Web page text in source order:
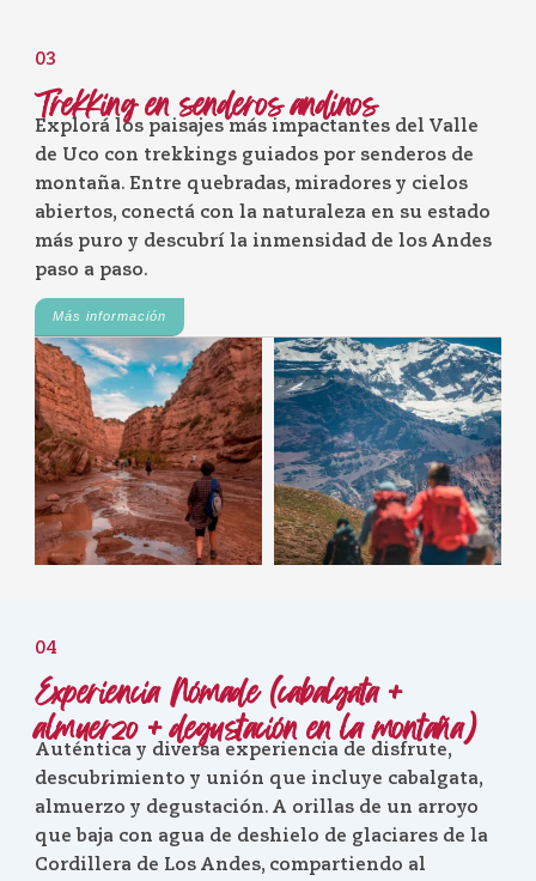
03
Trekking en senderos andinos
Explorá los paisajes más impactantes del Valle
de Uco con trekkings guiados por senderos de
montaña. Entre quebradas, miradores y cielos
abiertos, conectá con la naturaleza en su estado
más puro y descubrí la inmensidad de los Andes
paso a paso.
Más información
04
Experiencia Nómade (cabalgata +
almuerzo + degustación en la montaña)
Auténtica y diversa experiencia de disfrute,
descubrimiento y unión que incluye cabalgata,
almuerzo y degustación. A orillas de un arroyo
que baja con agua de deshielo de glaciares de la
Cordillera de Los Andes, compartiendo al